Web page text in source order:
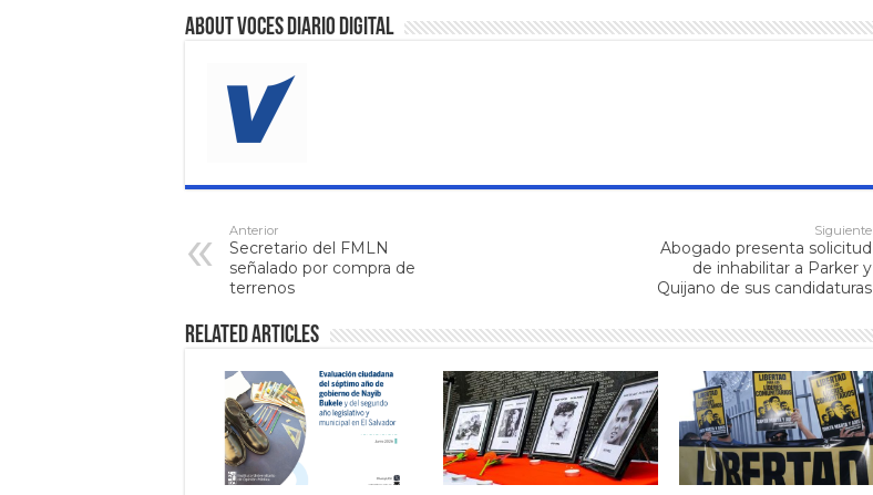
About VOCES Diario digital
Anterior
Secretario del FMLN
señalado por compra de
terrenos
Siguiente
Abogado presenta solicitud
de inhabilitar a Parker y
Quijano de sus candidaturas
Related Articles